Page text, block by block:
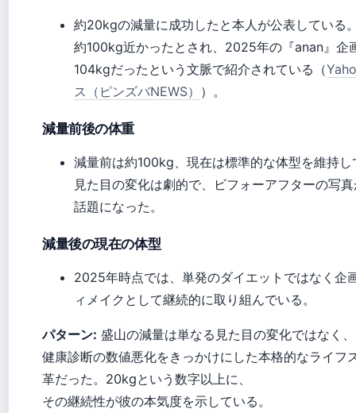
約20kgの減量に成功したと本人が公表している
約100kg近かったとされ、2025年の『anan』企
104kgだったという文脈で紹介されている（
ス（ピンズバNEWS） ）。
減量前後の体重
減量前は約100kg、現在は標準的な体型を維持し
見た目の変化は劇的で、ビフォーアフターの写
話題になった。
減量後の現在の体型
2025年時点では、単発のダイエットではなく企
ィメイクとして継続的に取り組んでいる。
パターン: 盛山の減量は単なる見た目の変化ではなく、
健康診断の数値悪化をきっかけにした本格的なライフ
革だった。20kgという数字以上に、
その継続性が彼の本気度を示している。